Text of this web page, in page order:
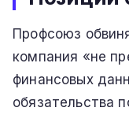
Профсоюз
компания «не
финансовых
обязательства